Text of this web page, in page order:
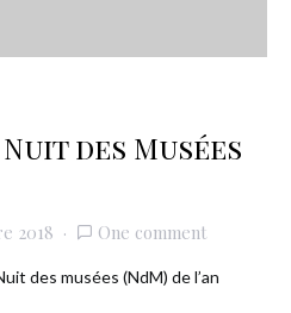
des Musées
2018 One comment
des musées (NdM) de l’an